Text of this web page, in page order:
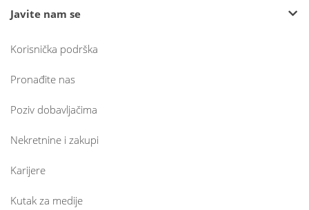
Javite nam se
Korisnička podrška
Pronađite nas
Poziv dobavljačima
Nekretnine i zakupi
Karijere
Kutak za medije